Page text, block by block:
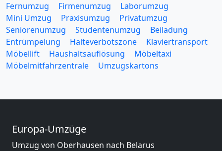
Fernumzug
Firmenumzug
Laborumzug
Mini Umzug
Praxisumzug
Privatumzug
Seniorenumzug
Studentenumzug
Beiladung
Entrümpelung
Halteverbotszone
Klaviertransport
Möbellift
Haushaltsauflösung
Möbeltaxi
Möbelmitfahrzentrale
Umzugskartons
Europa-Umzüge
Umzug von Oberhausen nach Belarus